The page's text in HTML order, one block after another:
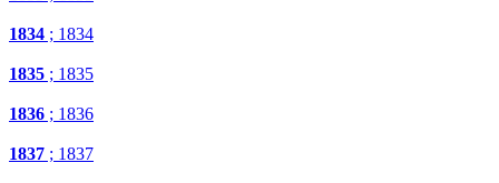
1834 ; 1834
1835 ; 1835
1836 ; 1836
1837 ; 1837